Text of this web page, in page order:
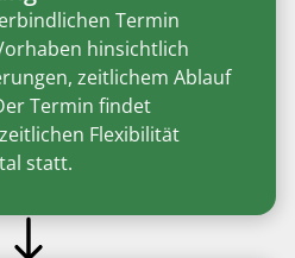
Termin
hinsichtlich
zeitlichem Ablauf
Termin findet
Flexibilität
statt.